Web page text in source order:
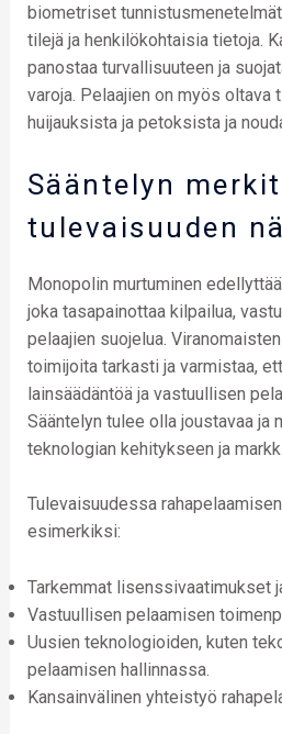
biometriset
tilejä ja henkilökohtaisia tietoja.
panostaa turvallisuuteen ja
varoja. Pelaajien on myös
huijauksista ja petoksista ja
Sääntelyn
tulevaisuuden
Monopolin murtuminen
joka tasapainottaa kilpailua,
pelaajien suojelua.
toimijoita tarkasti ja varmistaa,
lainsäädäntöä ja vastuullisen
Sääntelyn tulee olla joustavaa ja
teknologian kehitykseen ja
Tulevaisuudessa
esimerkiksi:
Tarkemmat lisenssivaatimukset
Vastuullisen pelaamisen
Uusien teknologioiden, kuten
pelaamisen hallinnassa.
Kansainvälinen yhteistyö